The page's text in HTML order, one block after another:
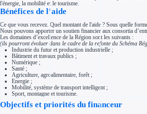
Garantie bancaire
Aides Bpifrance
Aides ADEME
Tous les financeurs
Solutions MAPi
Simulateur d'éligibilité
Ouvrage
Régions de A à H
Aides Région
Aides Région Bretagne
l'énergie, la mobilité et le tourisme.
Bénéfices de l’aide
Ce que vous recevez. Quel montant de l'aide ? Sous quelle
Nous pouvons apporter un soutien financier aux consortia
Les domaines d’excellence de la Région sont les suivants :
(ils pourront évoluer dans le cadre de la refonte du Schéma
Industrie du futur et production industrielle ;
Bâtiment et travaux publics ;
Numérique ;
Santé ;
Agriculture, agroalimentaire, forêt ;
Energie ;
Mobilité, système de transport intelligent ;
Sport, montagne et tourisme.
Objectifs et priorités du financeur